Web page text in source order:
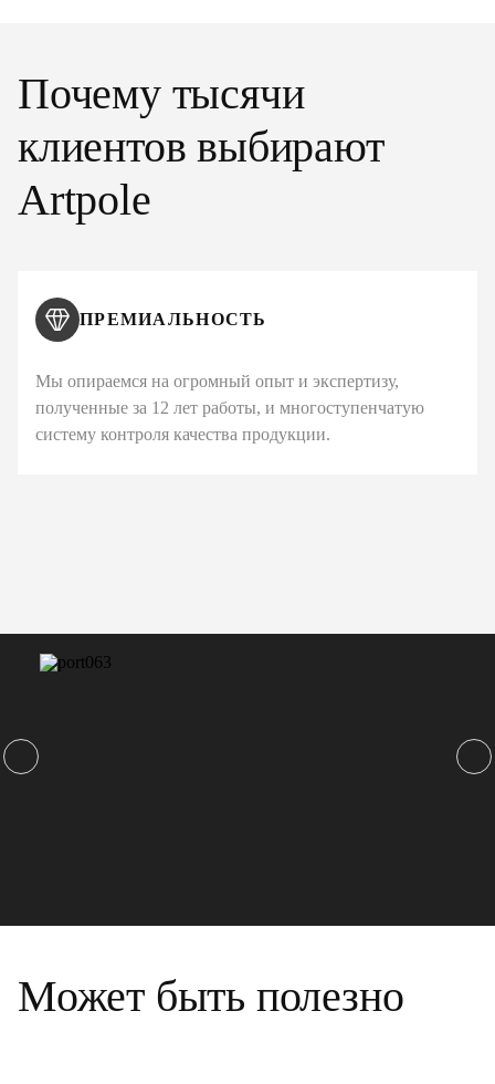
Почему тысячи
клиентов выбирают
Artpole
ПРЕМИАЛЬНОСТЬ
Мы опираемся на огромный опыт и экспертизу,
полученные за 12 лет работы, и многоступенчатую
систему контроля качества продукции.
Может быть полезно